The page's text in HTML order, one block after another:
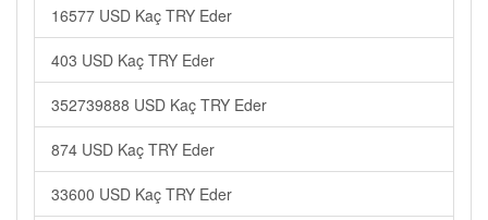
16577 USD Kaç TRY Eder
403 USD Kaç TRY Eder
352739888 USD Kaç TRY Eder
874 USD Kaç TRY Eder
33600 USD Kaç TRY Eder